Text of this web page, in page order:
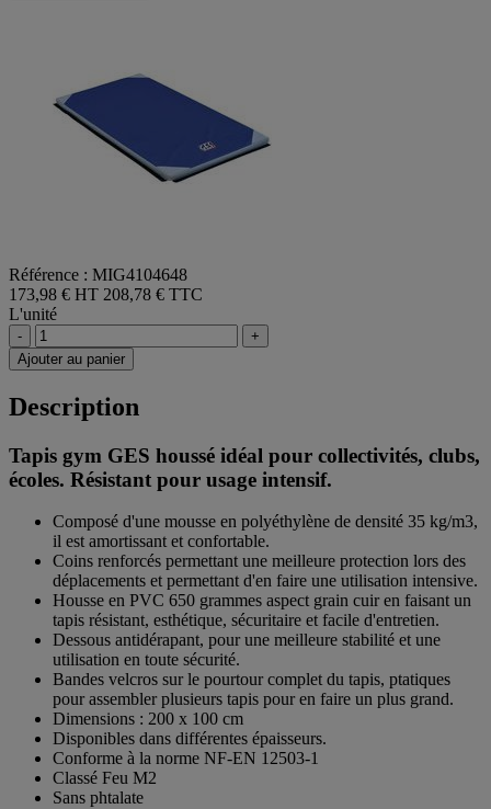
Référence : MIG4104648
173,98 € HT 208,78 € TTC
L'unité
-
+
Ajouter au panier
Description
Tapis gym GES houssé idéal pour collectivités, clubs,
écoles. Résistant pour usage intensif.
Composé d'une mousse en polyéthylène de densité 35 kg/m3,
il est amortissant et confortable.
Coins renforcés permettant une meilleure protection lors des
déplacements et permettant d'en faire une utilisation intensive.
Housse en PVC 650 grammes aspect grain cuir en faisant un
tapis résistant, esthétique, sécuritaire et facile d'entretien.
Dessous antidérapant, pour une meilleure stabilité et une
utilisation en toute sécurité.
Bandes velcros sur le pourtour complet du tapis, ptatiques
pour assembler plusieurs tapis pour en faire un plus grand.
Dimensions : 200 x 100 cm
Disponibles dans différentes épaisseurs.
Conforme à la norme NF-EN 12503-1
Classé Feu M2
Sans phtalate